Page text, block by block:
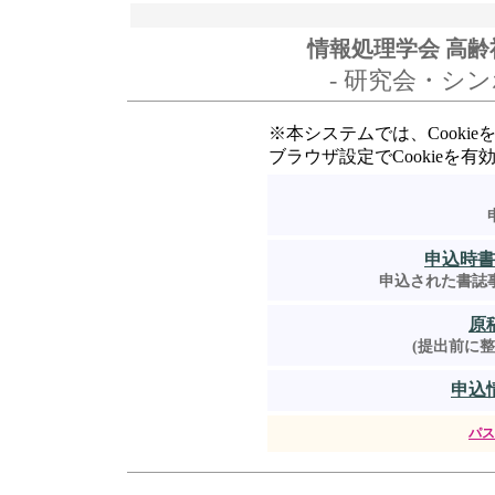
情報処理学会 高
- 研究会・シ
※本システムでは、Cookie
ブラウザ設定でCookieを有
申込時
申込された書誌
原
(提出前に
申込
パ